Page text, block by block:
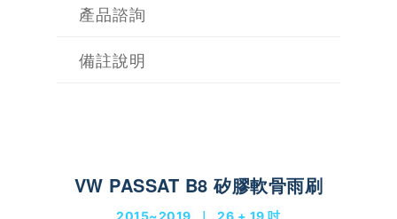
產品諮詢
備註說明
VW PASSAT B8 矽膠軟骨雨刷
2015~2019 ｜ 26 + 19 吋